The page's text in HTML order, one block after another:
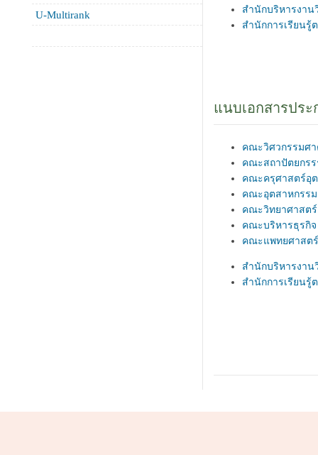
U-Multirank
สำนักบริหารงาน
สำนักการเรียนรู้
แนบเอกสารปร
คณะวิศวกรรมศ
คณะสถาปัตยกร
คณะครุศาสตร์อุ
คณะอุตสาหกรร
คณะวิทยาศาสตร์
คณะบริหารธุรกิจ
คณะแพทยศาสตร์
สำนักบริหารงาน
สำนักการเรียนรู้